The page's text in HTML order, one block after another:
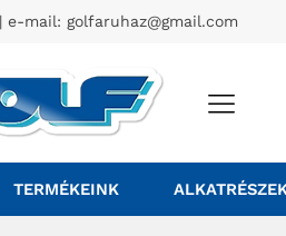
e-mail: golfaruhaz@gmail.com
TERMÉKEINK